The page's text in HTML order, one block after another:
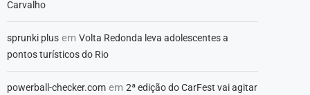
Carvalho
sprunki plus em Volta Redonda leva adolescentes a
pontos turísticos do Rio
powerball-checker.com em 2ª edição do CarFest vai agitar